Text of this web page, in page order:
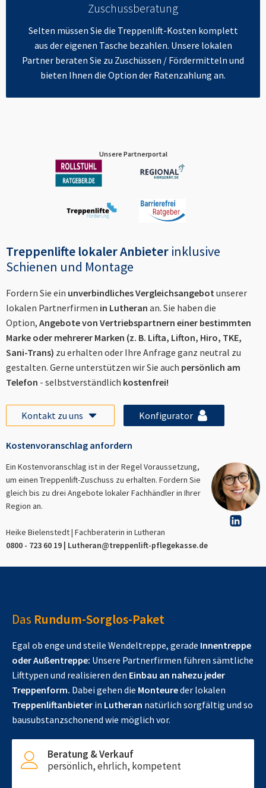
Zuschussberatung
Selten müssen Sie die Treppenlift-Kosten komplett
aus der eigenen Tasche bezahlen. Unsere lokalen
Partner beraten Sie zu Zuschüssen / Fördermitteln und
bieten Ihnen die Option der Ratenzahlung an.
Unsere Partnerportal
Treppenlifte lokaler Anbieter inklusive
Schienen und Montage
Fordern Sie ein unverbindliches Vergleichsangebotunserer
lokalen Partnerfirmen in Lutheran an. Sie haben die
Option, Angebote von Vertriebspartnern einer bestimmten
Marke oder mehrerer Marken (z. B. Lifta, Lifton, Hiro, TKE,
Sani-Trans) zu erhalten oder Ihre Anfrage ganz neutral zu
gestalten. Gerne unterstützen wir Sie auch persönlich am
Telefon - selbstverständlich kostenfrei!
Kontakt zu uns Konfigurator
Kostenvoranschlag anfordern
Ein Kostenvoranschlag ist in der Regel Voraussetzung,
um einen Treppenlift-Zuschuss zu erhalten. Fordern Sie
gleich bis zu drei Angebote lokaler Fachhändler in Ihrer
Region an.
Heike Bielenstedt | Fachberaterin in Lutheran
0800 - 723 60 19 | Lutheran@treppenlift-pflegekasse.de
Das Rundum-Sorglos-Paket
Egal ob enge und steile Wendeltreppe, gerade Innentreppe
oder Außentreppe: Unsere Partnerfirmen führen sämtliche
Lifttypen und realisieren den Einbau an nahezu jeder
Treppenform. Dabei gehen die Monteureder lokalen
Treppenliftanbieter in Lutheran natürlich sorgfältig und so
bausubstanzschonend wie möglich vor.
Beratung & Verkauf
persönlich, ehrlich, kompetent